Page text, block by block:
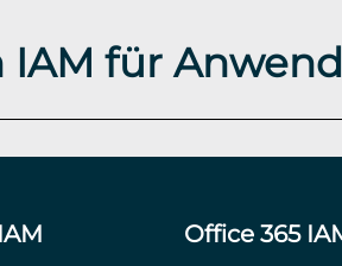
IAM für
Office 365